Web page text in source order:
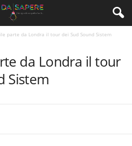
parte da Londra il tour dei Sud Sound Sistem
da Londra il tour
Sistem